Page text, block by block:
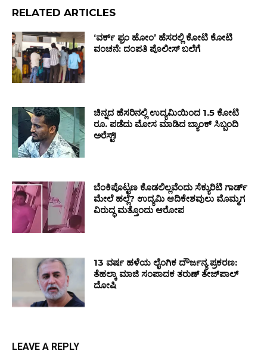
RELATED ARTICLES
‘ವರ್ಕ್ ಫ್ರಂ ಹೋಂ’ ಹೆಸರಲ್ಲಿ ಕೋಟಿ ಕೋಟಿ
ವಂಚನೆ: ದಂಪತಿ ಪೊಲೀಸ್ ಬಲೆಗೆ
ಚಿನ್ನದ ಹೆಸರಿನಲ್ಲಿ ಉದ್ಯಮಿಯಿಂದ 1.5 ಕೋಟಿ
ರೂ. ಪಡೆದು ಮೋಸ ಮಾಡಿದ ಬ್ಯಾಂಕ್ ಸಿಬ್ಬಂದಿ
ಅರೆಸ್ಟ್!
ಬೆಂಕಿಪೊಟ್ಟಣ ಕೊಡಲಿಲ್ಲವೆಂದು ಸೆಕ್ಯುರಿಟಿ ಗಾರ್ಡ್
ಮೇಲೆ ಹಲ್ಲೆ? ಉದ್ಯಮಿ ಆದಿಕೇಶವುಲು ಮೊಮ್ಮಗ
ವಿರುದ್ಧ ಮತ್ತೊಂದು ಆರೋಪ
13 ವರ್ಷ ಹಳೆಯ ಲೈಂಗಿಕ ದೌರ್ಜನ್ಯ ಪ್ರಕರಣ:
ತೆಹಲ್ಕಾ ಮಾಜಿ ಸಂಪಾದಕ ತರುಣ್ ತೇಜ್‌ಪಾಲ್
ದೋಷಿ
LEAVE A REPLY